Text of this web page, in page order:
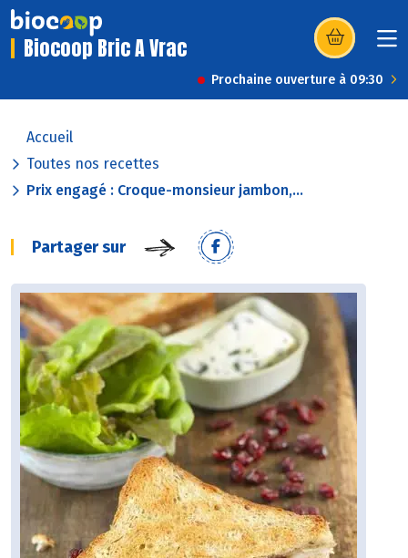
Biocoop Bric A Vrac (s’ouvre dans
Prochaine ouverture à 09:30
Accueil
Toutes nos recettes
Prix engagé : Croque-monsieur jambon,...
Partager sur